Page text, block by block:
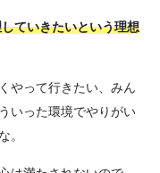
ていきたいという理想
やって行きたい、みん
いった環境でやりがい
。